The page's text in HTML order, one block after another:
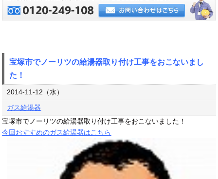
宝塚市でノーリツの給湯器取り付け工事をおこないまし
た！
2014-11-12（水）
ガス給湯器
宝塚市でノーリツの給湯器取り付け工事をおこないました！
今回おすすめのガス給湯器はこちら